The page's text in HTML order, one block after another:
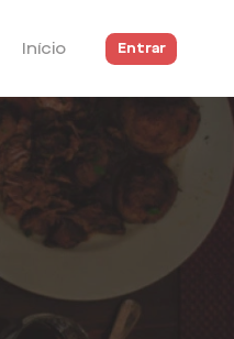
Início Entrar